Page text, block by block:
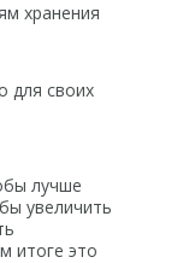
хранения
для своих
лучше
увеличить
итоге это